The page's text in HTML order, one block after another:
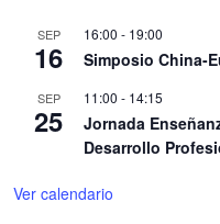
SEP
16
16:00 - 19:00
Simposio China-
SEP
25
11:00 - 14:15
Jornada
Desarrollo
Ver calendario